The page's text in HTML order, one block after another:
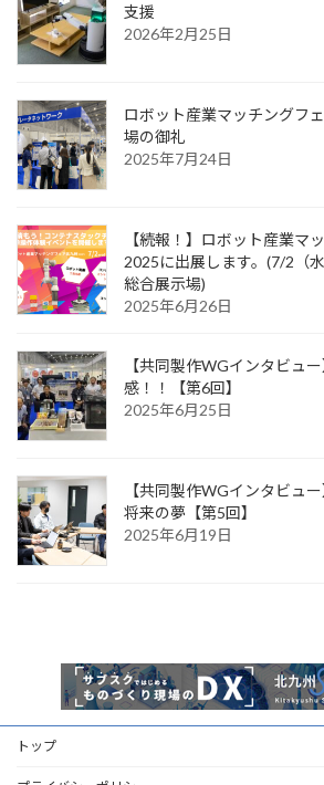
支援
2026年2月25日
ロボット産業マッチングフ
場の御礼
2025年7月24日
【続報！】ロボット産業マ
2025に出展します。(7/2（
総合展示場)
2025年6月26日
【共同製作WGインタビュ
感！！【第6回】
2025年6月25日
【共同製作WGインタビュ
将来の夢【第5回】
2025年6月19日
トップ